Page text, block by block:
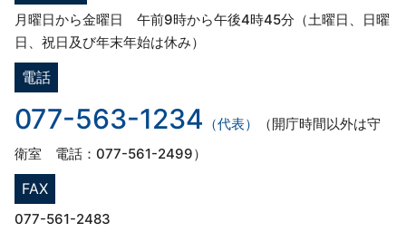
月曜日から金曜日 午前9時から午後4時45分（土曜日、日曜
日、祝日及び年末年始は休み）
電話
077-563-1234 （代表）
（開庁時間以外は守
衛室 電話：077-561-2499）
FAX
077-561-2483